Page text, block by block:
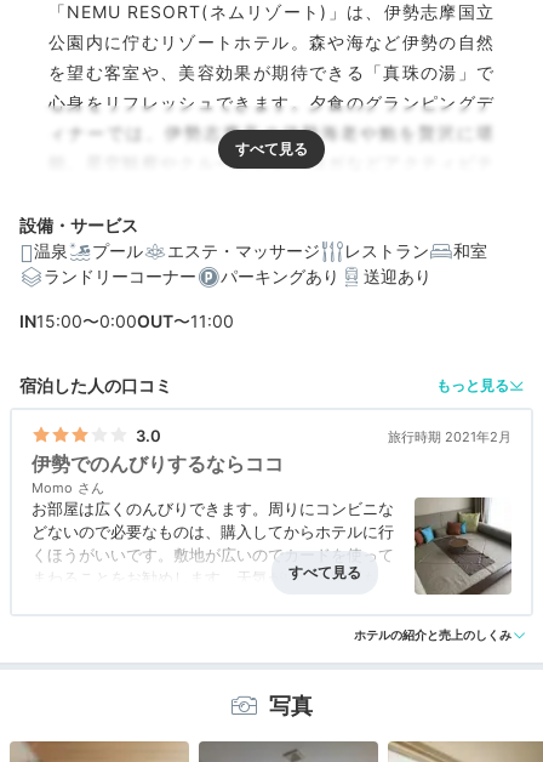
「NEMU RESORT(ネムリゾート)」は、伊勢志摩国立
公園内に佇むリゾートホテル。森や海など伊勢の自然
を望む客室や、美容効果が期待できる「真珠の湯」で
心身をリフレッシュできます。夕食のグランピングデ
ィナーでは、伊勢志摩産の伊勢海老や鮑を贅沢に堪
能。星空観察やクルージング、ヨガなどアクティビテ
編集部おすすめの３つのポイント
食材を満喫
敷地面積は約300万㎡！英虞湾と森に囲まれた、開放的
な空間
森海空を遊び尽くすアクティビティが充実
設備・サービス
温泉
プール エステ・マッサージ レストラン
和室
ランドリーコーナー
パーキングあり 送迎あり
IN15:00〜0:00OUT〜11:00
宿泊した人の口コミ もっと見る
3.0 旅行時期 2021年2月
伊勢でのんびりするならココ
Momo
お部屋は広くのんびりできます。周りにコンビニな
どないので必要なものは、購入してからホテルに行
くほうがいいです。敷地が広いのでカードを使って
まわることをお勧めします。天気がいいと眺望も楽
ホテルの紹介と売上のしくみ
写真